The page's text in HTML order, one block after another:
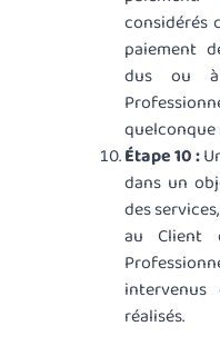
considérés
paiement
dus ou
quelconque
Étape 10 :
dans un
des
au Client
réalisés.